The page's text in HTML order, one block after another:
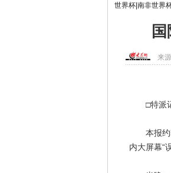
世界杯|南非世界
来源
□特派记
本报约翰
内大屏幕“